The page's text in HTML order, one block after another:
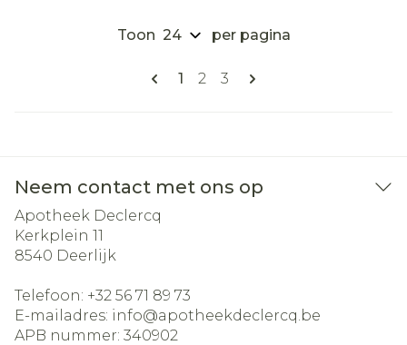
Pagina's
U lees momenteel pagina
1 Pagina
2 Pagina
3
Toon per pagina
Neem contact met ons op
Apotheek Declercq
Kerkplein 11
8540 Deerlijk
Telefoon: +32 56 71 89 73
E-mailadres: info@apotheekdeclercq.be
APB nummer: 340902